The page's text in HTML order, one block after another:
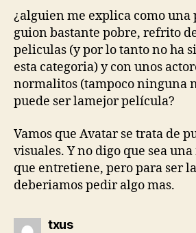
¿alguien me explica como
guion bastante pobre, refrito
peliculas (y por lo tanto no ha
esta categoria) y con unos
normalitos (tampoco ninguna
puede ser lamejor película?
Vamos que Avatar se trata de
visuales. Y no digo que sea
que entretiene, pero para ser
deberiamos pedir algo mas.
txusdice: